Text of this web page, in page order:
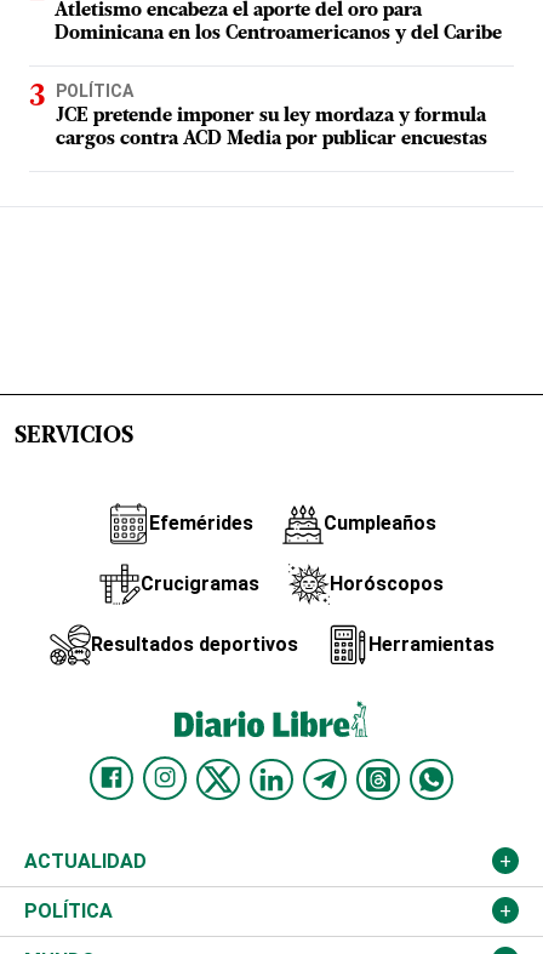
Atletismo encabeza el aporte del oro para
Dominicana en los Centroamericanos y del Caribe
POLÍTICA
JCE pretende imponer su ley mordaza y formula
cargos contra ACD Media por publicar encuestas
SERVICIOS
Efemérides Cumpleaños
Crucigramas Horóscopos
Resultados deportivos Herramientas
ACTUALIDAD
Nacional
POLÍTICA